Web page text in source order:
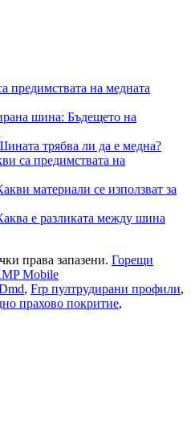
предимствата на медната
шина: Бъдещето на
трябва ли да е медна?
са предимствата на
материали се използват за
е разликата между шина
права запазени. Горещи
Mobile
, Frp пултрудирани профили,
прахово покритие,